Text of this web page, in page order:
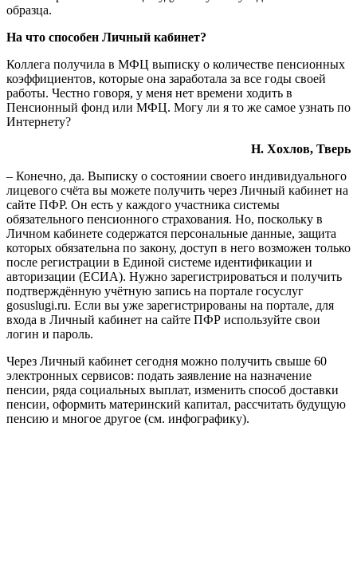
образца.
На что способен Личный кабинет?
Коллега получила в МФЦ выписку о количестве пенсионных
коэффициентов, которые она заработала за все годы своей
работы. Честно говоря, у меня нет времени ходить в
Пенсионный фонд или МФЦ. Могу ли я то же самое узнать по
Интернету?
Н. Хохлов, Тверь
– Конечно, да. Выписку о состоянии своего индивидуального
лицевого счёта вы можете получить через Личный кабинет на
сайте ПФР. Он есть у каждого участника системы
обязательного пенсионного страхования. Но, поскольку в
Личном кабинете содержатся персональные данные, защита
которых обязательна по закону, доступ в него возможен только
после регистрации в Единой системе идентификации и
авторизации (ЕСИА). Нужно зарегистрироваться и получить
подтверждённую учётную запись на портале госуслуг
gosuslugi.ru. Если вы уже зарегист­рированы на портале, для
входа в Личный кабинет на сайте ПФР используйте свои
логин и пароль.
Через Личный кабинет сегодня можно получить свыше 60
электронных сервисов: подать заявление на назначение
пенсии, ряда социальных ­выплат, изменить способ доставки
пенсии, оформить материнский капитал, рассчитать будущую
пенсию и многое другое (см. инфографику).